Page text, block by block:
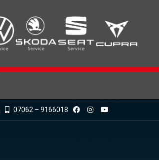
07062 – 9166018